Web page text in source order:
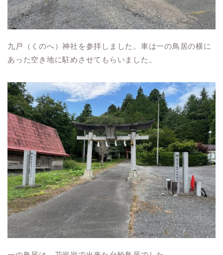
九戸（くのへ）神社を参拝しました。車は一の鳥居の横に
あった空き地に駐めさせてもらいました。